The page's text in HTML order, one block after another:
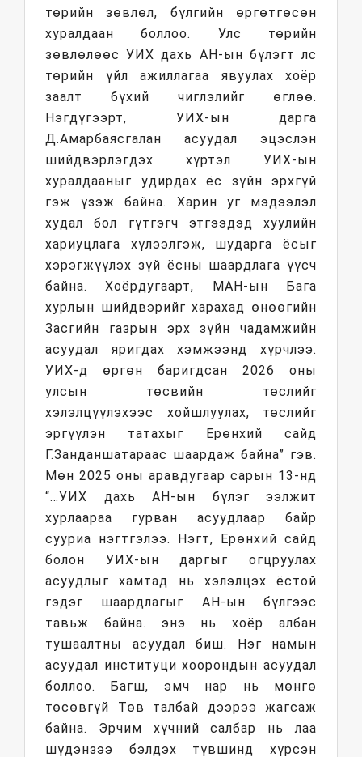
төрийн зөвлөл, бүлгийн өргөтгөсөн
хуралдаан боллоо. Улс төрийн
зөвлөлөөс УИХ дахь АН-ын бүлэгт лс
төрийн үйл ажиллагаа явуулах хоёр
заалт бүхий чиглэлийг өглөө.
Нэгдүгээрт, УИХ-ын дарга
Д.Амарбаясгалан асуудал эцэслэн
шийдвэрлэгдэх хүртэл УИХ-ын
хуралдааныг удирдах ёс зүйн эрхгүй
гэж үзэж байна. Харин уг мэдээлэл
худал бол гүтгэгч этгээдэд хуулийн
хариуцлага хүлээлгэж, шударга ёсыг
хэрэгжүүлэх зүй ёсны шаардлага үүсч
байна. Хоёрдугаарт, МАН-ын Бага
хурлын шийдвэрийг харахад өнөөгийн
Засгийн газрын эрх зүйн чадамжийн
асуудал яригдах хэмжээнд хүрчлээ.
УИХ-д өргөн баригдсан 2026 оны
улсын төсвийн төслийг
хэлэлцүүлэхээс хойшлуулах, төслийг
эргүүлэн татахыг Ерөнхий сайд
Г.Занданшатараас шаардаж байна” гэв.
Мөн 2025 оны аравдугаар сарын 13-нд
“…УИХ дахь АН-ын бүлэг ээлжит
хурлаараа гурван асуудлаар байр
сууриа нэгтгэлээ. Нэгт, Ерөнхий сайд
болон УИХ-ын даргыг огцруулах
асуудлыг хамтад нь хэлэлцэх ёстой
гэдэг шаардлагыг АН-ын бүлгээс
тавьж байна. энэ нь хоёр албан
тушаалтны асуудал биш. Нэг намын
асуудал институци хоорондын асуудал
боллоо. Багш, эмч нар нь мөнгө
төсөвгүй Төв талбай дээрээ жагсаж
байна. Эрчим хүчний салбар нь лаа
шүдэнзээ бэлдэх түвшинд хүрсэн